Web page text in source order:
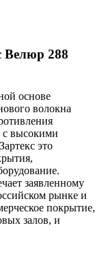
Велюр 288
основе
волокна
с высокими
это
заявленному
рынке и
покрытие,
залов, и